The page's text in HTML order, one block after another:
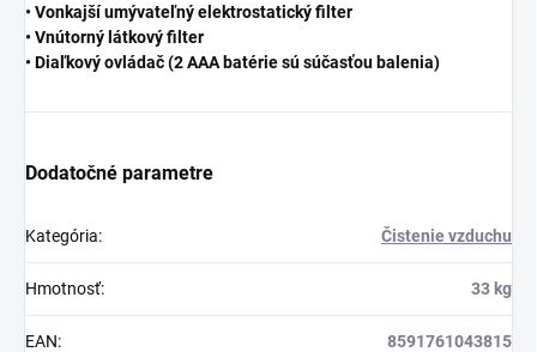
• Vonkajší umývateľný elektrostatický filter
• Vnútorný látkový filter
• Diaľkový ovládač (2 AAA batérie sú súčasťou balenia)
Dodatočné parametre
Kategória: Čistenie vzduchu
Hmotnosť: 33 kg
EAN: 8591761043815